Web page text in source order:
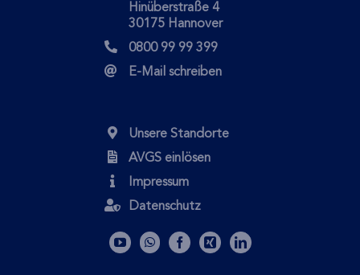
Hinüberstraße 4
30175 Hannover
0800 99 99 399
E-Mail schreiben
Unsere Standorte
AVGS einlösen
Impressum
Datenschutz